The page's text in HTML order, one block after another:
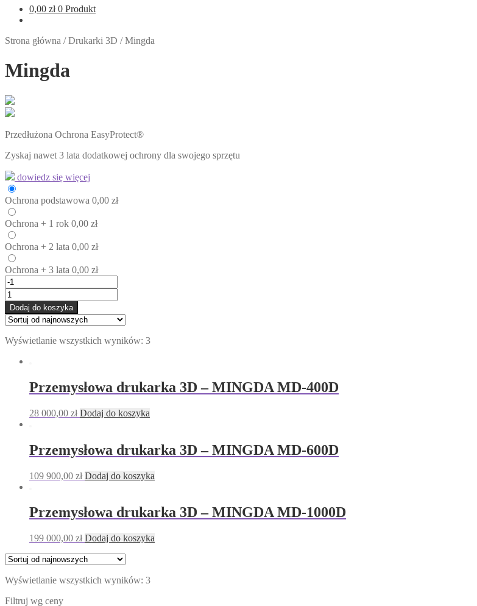
0,00 zł 0 Produkt
Strona główna /Drukarki 3D /Mingda
Mingda
Przedłużona Ochrona EasyProtect®
Zyskaj nawet 3 lata dodatkowej ochrony dla swojego sprzętu
dowiedz się więcej
Ochrona podstawowa 0,00 zł
Ochrona + 1 rok 0,00 zł
Ochrona + 2 lata 0,00 zł
Ochrona + 3 lata 0,00 zł
Dodaj do koszyka
Wyświetlanie wszystkich wyników: 3
Przemysłowa drukarka 3D – MINGDA MD-400D
28 000,00 zł Dodaj do koszyka
Przemysłowa drukarka 3D – MINGDA MD-600D
109 900,00 zł Dodaj do koszyka
Przemysłowa drukarka 3D – MINGDA MD-1000D
199 000,00 zł Dodaj do koszyka
Wyświetlanie wszystkich wyników: 3
Filtruj wg ceny